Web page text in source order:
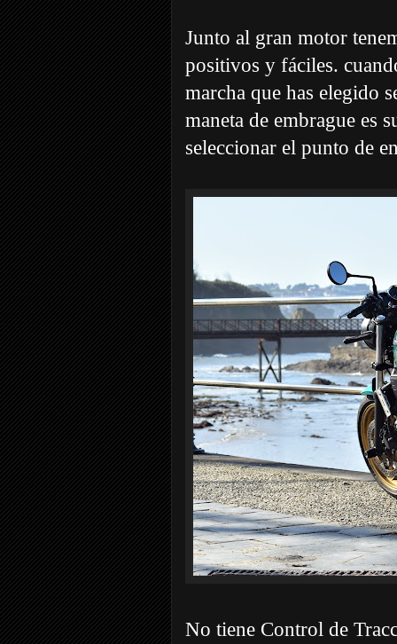
Junto al gran motor
positivos y fáciles.
marcha que has elegido
maneta de embrague es
seleccionar el punto de
No tiene Control de